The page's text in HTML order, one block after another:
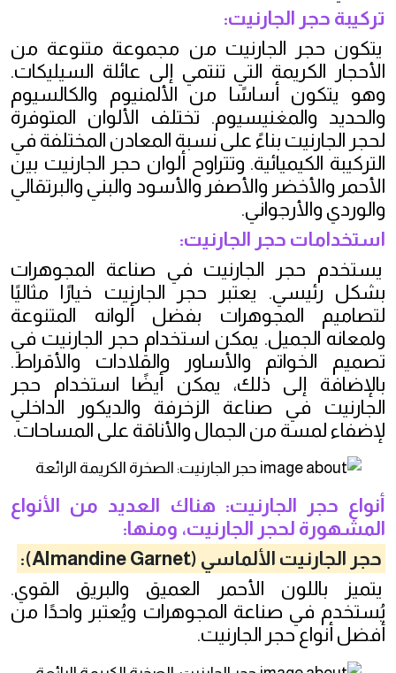
تركيبة حجر الجارنيت:
يتكون حجر الجارنيت من مجموعة متنوعة من
الأحجار الكريمة التي تنتمي إلى عائلة السيليكات.
وهو يتكون أساسًا من الألمنيوم والكالسيوم
والحديد والمغنيسيوم. تختلف الألوان المتوفرة
لحجر الجارنيت بناءً على نسبة المعادن المختلفة في
التركيبة الكيميائية. وتتراوح ألوان حجر الجارنيت بين
الأحمر والأخضر والأصفر والأسود والبني والبرتقالي
والوردي والأرجواني.
استخدامات حجر الجارنيت:
يستخدم حجر الجارنيت في صناعة المجوهرات
بشكل رئيسي. يعتبر حجر الجارنيت خيارًا مثاليًا
لتصاميم المجوهرات بفضل ألوانه المتنوعة
ولمعانه الجميل. يمكن استخدام حجر الجارنيت في
تصميم الخواتم والأساور والقلادات والأقراط.
بالإضافة إلى ذلك، يمكن أيضًا استخدام حجر
الجارنيت في صناعة الزخرفة والديكور الداخلي
لإضفاء لمسة من الجمال والأناقة على المساحات.
أنواع حجر الجارنيت: هناك العديد من الأنواع
المشهورة لحجر الجارنيت، ومنها:
حجر الجارنيت الألماسي (Almandine Garnet):
يتميز باللون الأحمر العميق والبريق القوي.
يُستخدم في صناعة المجوهرات ويُعتبر واحدًا من
أفضل أنواع حجر الجارنيت.